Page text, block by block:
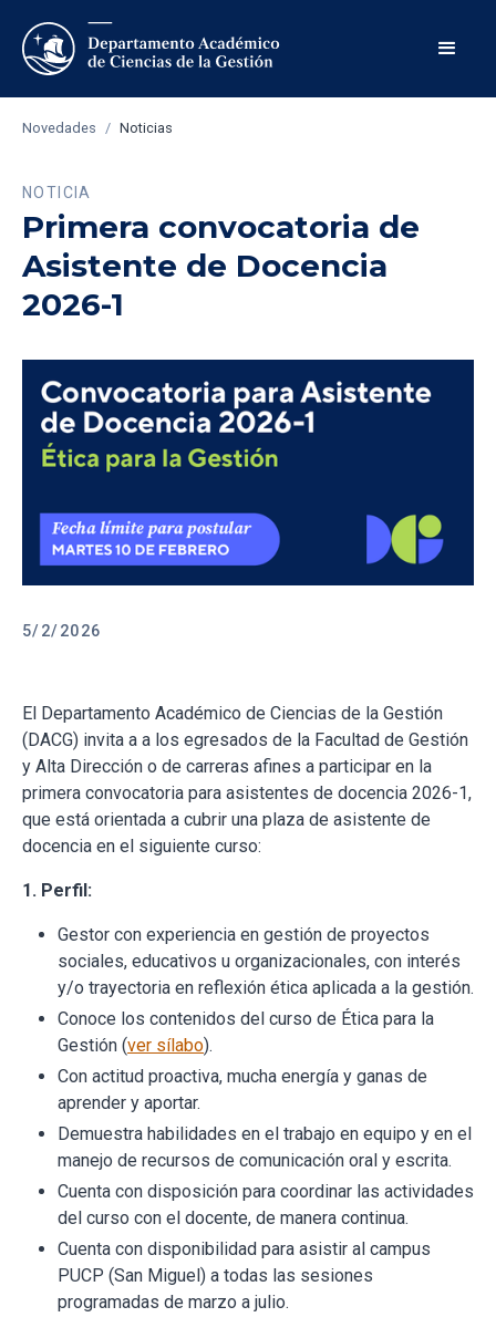
Novedades / Noticias
NOTICIA
Primera convocatoria de
Asistente de Docencia
2026-1
5/2/2026
El Departamento Académico de Ciencias de la Gestión
(DACG) invita a a los egresados de la Facultad de Gestión
y Alta Dirección o de carreras afines a participar en la
primera convocatoria para asistentes de docencia 2026-1,
que está orientada a cubrir una plaza de asistente de
docencia en el siguiente curso:
1. Perfil:
Gestor con experiencia en gestión de proyectos
sociales, educativos u organizacionales, con interés
y/o trayectoria en reflexión ética aplicada a la gestión.
Conoce los contenidos del curso de Ética para la
Gestión (ver sílabo).
Con actitud proactiva, mucha energía y ganas de
aprender y aportar.
Demuestra habilidades en el trabajo en equipo y en el
manejo de recursos de comunicación oral y escrita.
Cuenta con disposición para coordinar las actividades
del curso con el docente, de manera continua.
Cuenta con disponibilidad para asistir al campus
PUCP (San Miguel) a todas las sesiones
programadas de marzo a julio.